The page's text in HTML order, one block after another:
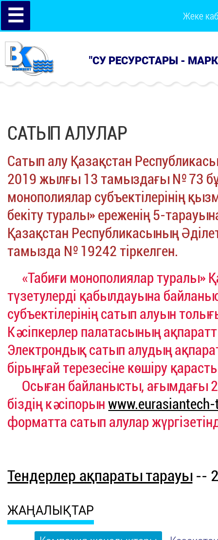
☰ Жеке
"СУ РЕСУРСТАРЫ -
САТЫП АЛУЛАР
Сатып алу Қазақстан
2019 жылғы 13 тамыздағы № 73
монополиялар субъектілерінің
бекіту туралы» ереженің 5-
Қазақстан Республикасының
тамызда № 19242 тіркелген.
«Табиғи монополиялар туралы»
түзетулерді қабылдауына
субъектілерінің сатып алуын
Кәсіпкерлер палатасының
Электрондық сатып алудың
бірыңғай терезесіне көшіру
Осыған байланысты, ағымдағы
біздің кәсіпорын
форматта сатып алулар
Тендерлер ақпараты тарауы--
ЖАҢАЛЫҚТАР